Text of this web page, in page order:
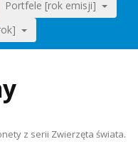
Portfele [rok emisji]
z serii Zwierzęta świata.